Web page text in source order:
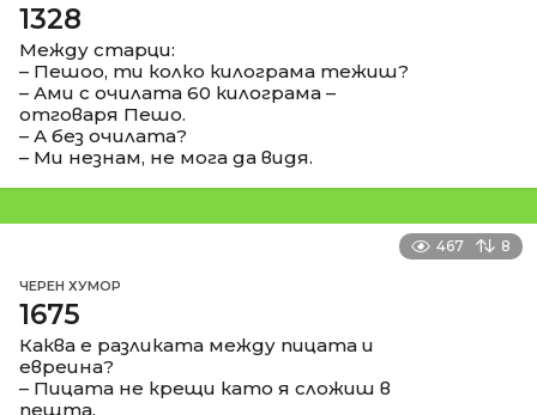
1328
Между старци:
– Пешоо, ти колко килограма тежиш?
– Ами с очилата 60 килограма –
отговаря Пешо.
– А без очилата?
– Ми незнам, не мога да видя.
467 8
ЧЕРЕН ХУМОР
1675
Каква е разликата между пицата и
евреина?
– Пицата не крещи като я сложиш в
пещта.